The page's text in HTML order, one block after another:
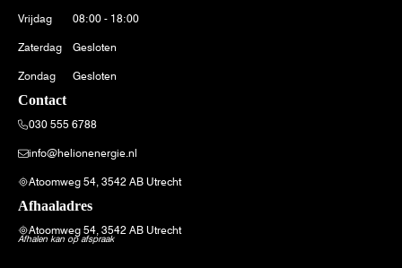
Vrijdag
Zaterdag
Zondag
08:00 - 18:00
Gesloten
Gesloten
Contact
030 555 6788
info@helionenergie.nl
Atoomweg 54, 3542 AB Utrecht
Afhaaladres
Atoomweg 54, 3542 AB Utrecht
Afhalen kan op afspraak